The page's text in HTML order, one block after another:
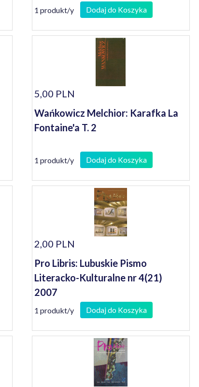
1 produkt/y Dodaj do Koszyka
5,00 PLN
Wańkowicz Melchior: Karafka La
Fontaine'a T. 2
1 produkt/y Dodaj do Koszyka
2,00 PLN
Pro Libris: Lubuskie Pismo
Literacko-Kulturalne nr 4(21)
2007
1 produkt/y Dodaj do Koszyka